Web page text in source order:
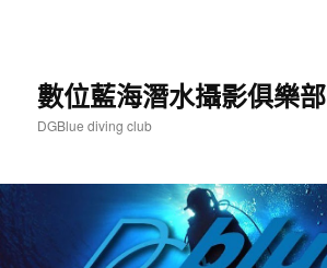
數位藍海潛水攝影俱樂部
DGBlue diving club